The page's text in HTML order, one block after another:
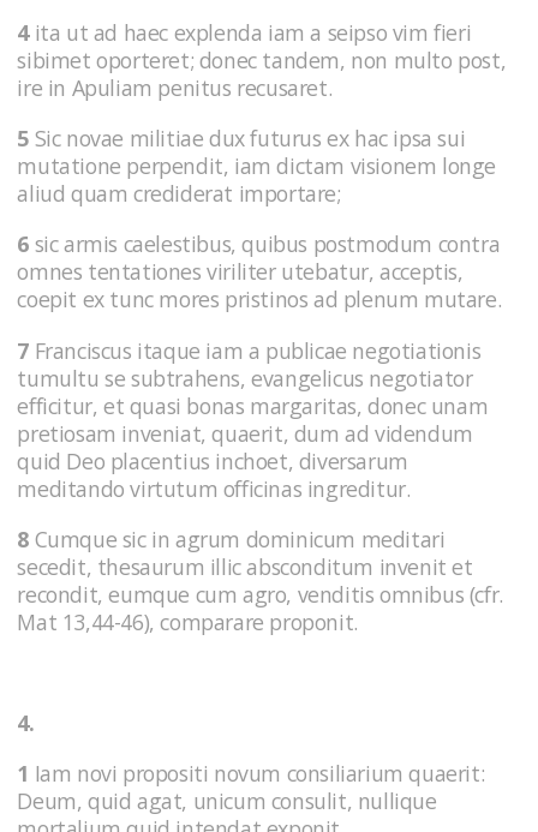
4ita ut ad haec explenda iam a seipso vim fieri
sibimet oporteret; donec tandem, non multo post,
ire in Apuliam penitus recusaret.
5 Sic novae militiae dux futurus ex hac ipsa sui
mutatione perpendit, iam dictam visionem longe
aliud quam crediderat importare;
6 sic armis caelestibus, quibus postmodum contra
omnes tentationes viriliter utebatur, acceptis,
coepit ex tunc mores pristinos ad plenum mutare.
7 Franciscus itaque iam a publicae negotiationis
tumultu se subtrahens, evangelicus negotiator
efficitur, et quasi bonas margaritas, donec unam
pretiosam inveniat, quaerit, dum ad videndum
quid Deo placentius inchoet, diversarum
meditando virtutum officinas ingreditur.
8 Cumque sic in agrum dominicum meditari
secedit, thesaurum illic absconditum invenit et
recondit, eumque cum agro, venditis omnibus (cfr.
Mat 13,44-46), comparare proponit.
4.
1 Iam novi propositi novum consiliarium quaerit:
Deum, quid agat, unicum consulit, nullique